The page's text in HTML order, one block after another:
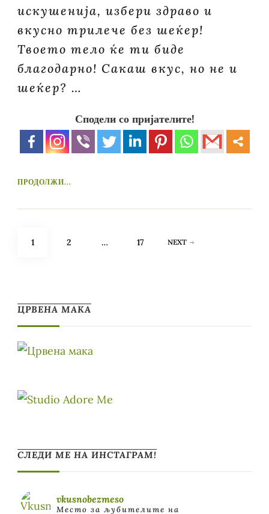
искушенија, избери здраво и
вкусно трилече без шеќер!
Твоето тело ќе ти биде
благодарно! Сакаш вкус, но не и
шеќер? …
Сподели со пријателите!
ПРОДОЛЖИ...
Posts
PAGE
1 PAGE
2 … PAGE
17 NEXT
ЦРВЕНА МАКА
СЛЕДИ МЕ НА ИНСТАГРАМ!
vkusnobezmeso
Место за љубителите на